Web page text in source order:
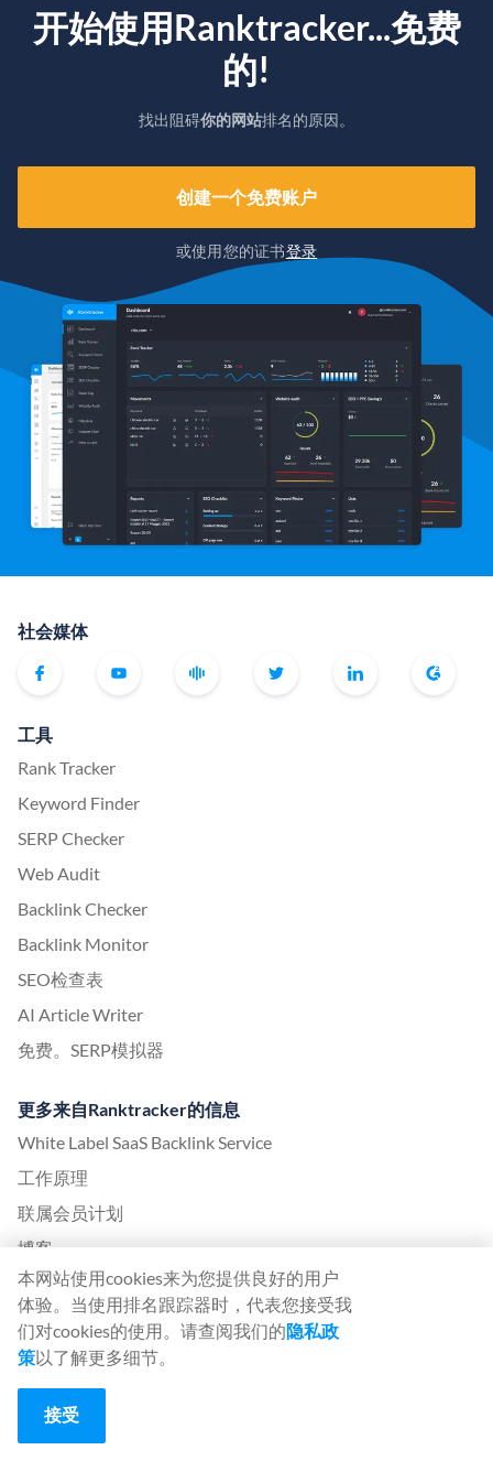
开始使用Ranktracker...免费
的!
找出阻碍你的网站排名的原因。
创建一个免费账户
或使用您的证书登录
社会媒体
工具
Rank Tracker
Keyword Finder
SERP Checker
Web Audit
Backlink Checker
Backlink Monitor
SEO检查表
AI Article Writer
免费。SERP模拟器
更多来自Ranktracker的信息
White Label SaaS Backlink Service
工作原理
联属会员计划
博客
搜索引擎优化术语表
搜索引擎优化指南
免费搜索引擎优化工具
客座文章协议
谷歌算法更新历史
本网站使用cookies来为您提供良好的用户
体验。当使用排名跟踪器时，代表您接受我
们对cookies的使用。请查阅我们的隐私政
策以了解更多细节。
接受